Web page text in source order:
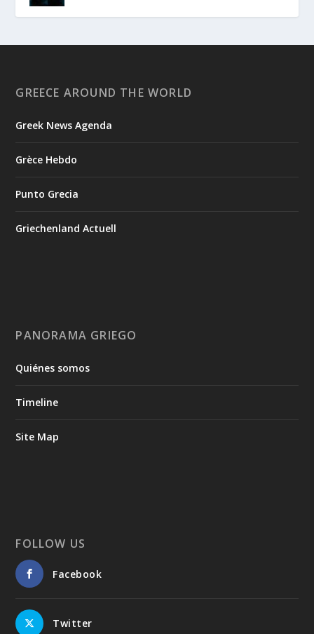
GREECE AROUND THE WORLD
Greek News Agenda
Grèce Hebdo
Punto Grecia
Griechenland Actuell
PANORAMA GRIEGO
Quiénes somos
Timeline
Site Map
FOLLOW US
Facebook
Twitter